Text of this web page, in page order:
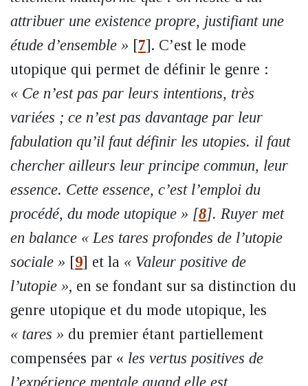
attribuer une existence propre, justifiant une
étude d’ensemble » [7] . C’est le mode
utopique qui permet de définir le genre :
« Ce n’est pas par leurs intentions, très
variées ; ce n’est pas davantage par leur
fabulation qu’il faut définir les utopies. il faut
chercher ailleurs leur principe commun, leur
essence. Cette essence, c’est l’emploi du
procédé, du mode utopique » [8]. Ruyer met
en balance « Les tares profondes de l’utopie
sociale » [9] et la « Valeur positive de
l’utopie », en se fondant sur sa distinction du
genre utopique et du mode utopique, les
« tares » du premier étant partiellement
compensées par « les vertus positives de
l’expérience mentale quand elle est